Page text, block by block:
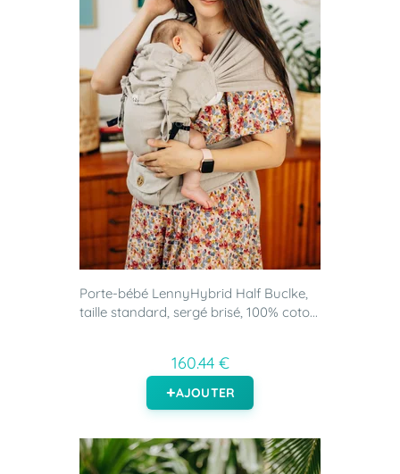
Porte-bébé LennyHybrid Half Buclke,
taille standard, sergé brisé, 100% coto...
160.44 €
AJOUTER